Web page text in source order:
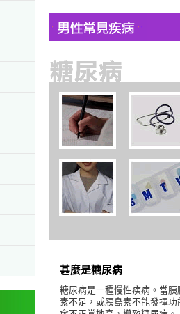
甚麼是糖尿病
糖尿病是一種慢性疾病。當胰
素不足，或胰島素不能發揮功